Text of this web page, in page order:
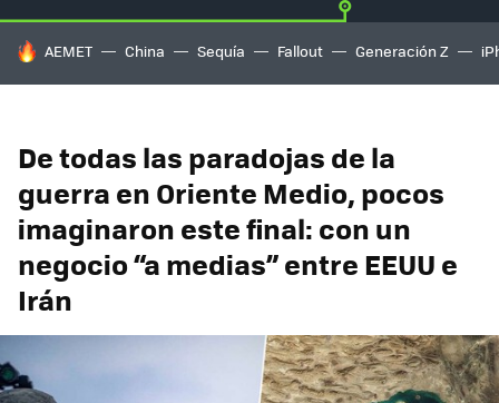
HOY SE HABLA DE
AEMET China Sequía Fallout Generación Z
De todas las paradojas de la
guerra en Oriente Medio, pocos
imaginaron este final: con un
negocio “a medias” entre EEUU e
Irán